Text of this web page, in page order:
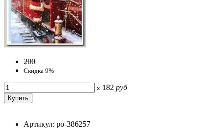
200
Скидка 9%
x 182 руб
Артикул: po-386257